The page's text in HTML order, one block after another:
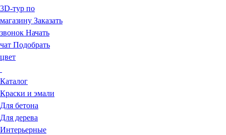
3D-тур по
магазину Заказать
звонок Начать
чат Подобрать
цвет
Каталог
Краски и эмали
Для бетона
Для дерева
Интерьерные